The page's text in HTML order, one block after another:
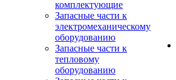
комплектующие
Запасные части к
электромеханическому
оборудованию
Запасные части к
тепловому
оборудованию